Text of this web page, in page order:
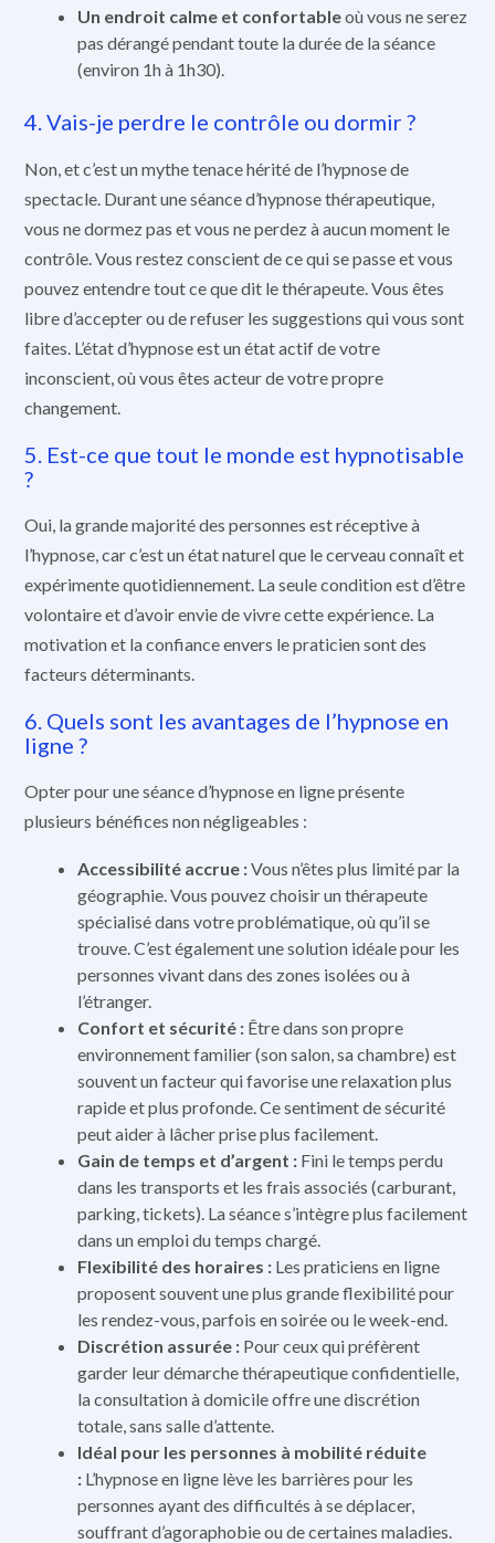
Un endroit calme et confortableoù vous ne serez
pas dérangé pendant toute la durée de la séance
(environ 1h à 1h30).
4. Vais-je perdre le contrôle ou dormir ?
Non, et c’est un mythe tenace hérité de l’hypnose de
spectacle. Durant une séance d’hypnose thérapeutique,
vous ne dormez pas et vous ne perdez à aucun moment le
contrôle. Vous restez conscient de ce qui se passe et vous
pouvez entendre tout ce que dit le thérapeute. Vous êtes
libre d’accepter ou de refuser les suggestions qui vous sont
faites. L’état d’hypnose est un état actif de votre
inconscient, où vous êtes acteur de votre propre
changement.
5. Est-ce que tout le monde est hypnotisable
?
Oui, la grande majorité des personnes est réceptive à
l’hypnose, car c’est un état naturel que le cerveau connaît et
expérimente quotidiennement. La seule condition est d’être
volontaire et d’avoir envie de vivre cette expérience. La
motivation et la confiance envers le praticien sont des
facteurs déterminants.
6. Quels sont les avantages de l’hypnose en
ligne ?
Opter pour une séance d’hypnose en ligne présente
plusieurs bénéfices non négligeables :
Accessibilité accrue :Vous n’êtes plus limité par la
géographie. Vous pouvez choisir un thérapeute
spécialisé dans votre problématique, où qu’il se
trouve. C’est également une solution idéale pour les
personnes vivant dans des zones isolées ou à
l’étranger.
Confort et sécurité : Être dans son propre
environnement familier (son salon, sa chambre) est
souvent un facteur qui favorise une relaxation plus
rapide et plus profonde. Ce sentiment de sécurité
peut aider à lâcher prise plus facilement.
Gain de temps et d’argent : Fini le temps perdu
dans les transports et les frais associés (carburant,
parking, tickets). La séance s’intègre plus facilement
dans un emploi du temps chargé.
Flexibilité des horaires : Les praticiens en ligne
proposent souvent une plus grande flexibilité pour
les rendez-vous, parfois en soirée ou le week-end.
Discrétion assurée : Pour ceux qui préfèrent
garder leur démarche thérapeutique confidentielle,
la consultation à domicile offre une discrétion
totale, sans salle d’attente.
Idéal pour les personnes à mobilité réduite
: L’hypnose en ligne lève les barrières pour les
personnes ayant des difficultés à se déplacer,
souffrant d’agoraphobie ou de certaines maladies.